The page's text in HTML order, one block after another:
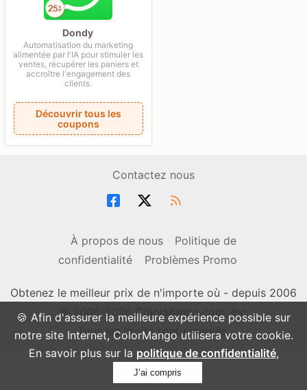
🍪 Afin d'assurer la meilleure expérience possible sur
notre site Internet, ColorMango utilisera votre cookie.
En savoir plus sur la politique de confidentialité,
J’ai compris
Dondy
Automatisation du marketing
alimentée par l'IA pour stimuler les
ventes, récupérer les paniers et
accroître l'engagement des
clients.
Découvrir tous les
coupons
Contactez nous
À propos de nous
Politique de
confidentialité
Problèmes Promo
Obtenez le meilleur prix de n'importe où - depuis 2006
© 2006-2026 ColorMango.com, Inc.
Tous les droits sont réservés.